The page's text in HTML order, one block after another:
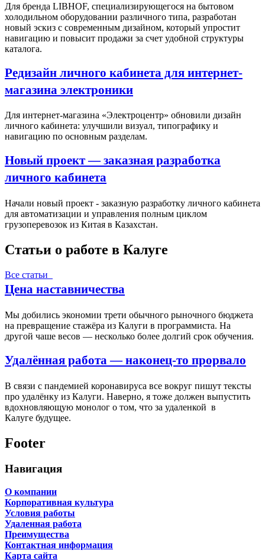
Для бренда LIBHOF, специализирующегося на бытовом
холодильном оборудовании различного типа, разработан
новый эскиз с современным дизайном, который упростит
навигацию и повысит продажи за счет удобной структуры
каталога.
Редизайн личного кабинета для интернет-
магазина электроники
Для интернет-магазина «Электроцентр» обновили дизайн
личного кабинета: улучшили визуал, типографику и
навигацию по основным разделам.
Новый проект — заказная разработка
личного кабинета
Начали новый проект - заказную разработку личного кабинета
для автоматизации и управления полным циклом
грузоперевозок из Китая в Казахстан.
Статьи о работе в Калуге
Все статьи
Цена наставничества
Мы добились экономии трети обычного рыночного бюджета
на превращение стажёра из Калуги в программиста. На
другой чаше весов — несколько более долгий срок обучения.
Удалённая работа — наконец-то прорвало
В связи с пандемией коронавируса все вокруг пишут тексты
про удалёнку из Калуги. Наверно, я тоже должен выпустить
вдохновляющую монолог о том, что за удаленкой в
Калуге будущее.
Footer
Навигация
О компании
Корпоративная культура
Условия работы
Удаленная работа
Преимущества
Контактная информация
Карта сайта